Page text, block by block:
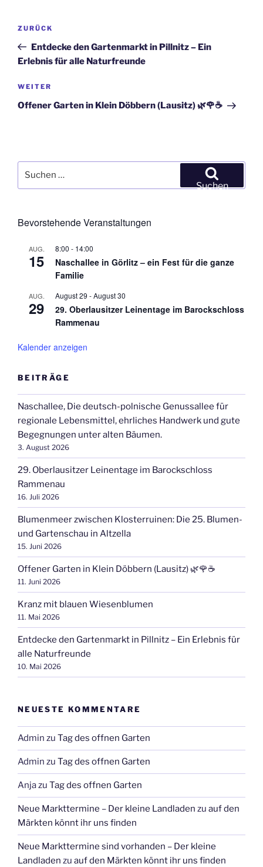
Beitragsnavigation
Vorheriger
Beitrag
ZURÜCK
Entdecke den Gartenmarkt in Pillnitz – Ein
Erlebnis für alle Naturfreunde
Nächster
Beitrag
WEITER
Offener Garten in Klein Döbbern (Lausitz) 🌿🌹☕
nach:
Suchen
Bevorstehende Veranstaltungen
AUG.
15
8:00 - 14:00
Naschallee in Görlitz – ein Fest für die ganze
Familie
AUG.
29
August 29 -August 30
29. Oberlausitzer Leinentage im Barockschloss
Rammenau
Kalender anzeigen
BEITRÄGE
Naschallee, Die deutsch-polnische Genussallee für
regionale Lebensmittel, ehrliches Handwerk und gute
Begegnungen unter alten Bäumen.
3. August 2026
29. Oberlausitzer Leinentage im Barockschloss
Rammenau
16. Juli 2026
Blumenmeer zwischen Klosterruinen: Die 25. Blumen-
und Gartenschau in Altzella
15. Juni 2026
Offener Garten in Klein Döbbern (Lausitz) 🌿🌹☕
11. Juni 2026
Kranz mit blauen Wiesenblumen
11. Mai 2026
Entdecke den Gartenmarkt in Pillnitz – Ein Erlebnis für
alle Naturfreunde
10. Mai 2026
NEUESTE KOMMENTARE
Admin zu Tag des offnen Garten
Admin zu Tag des offnen Garten
Anjazu Tag des offnen Garten
Neue Markttermine – Der kleine Landladen zu auf den
Märkten könnt ihr uns finden
Neue Markttermine sind vorhanden – Der kleine
Landladen zu auf den Märkten könnt ihr uns finden